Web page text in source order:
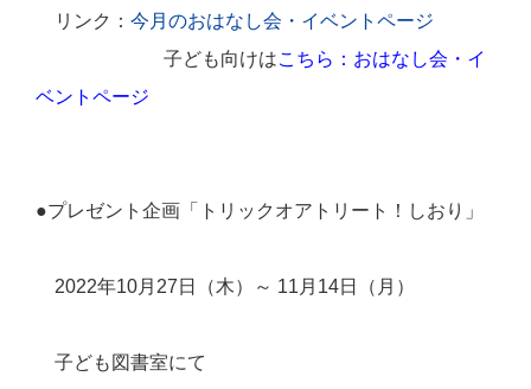
リンク： 今月のおはなし会・イベントページ
子ども向けはこちら：おはなし会・イ
ベントページ
●プレゼント企画「トリックオアトリート！しおり」
2022年10月 27 日（木）～ 11 月 14日（月）
子ども図書室にて